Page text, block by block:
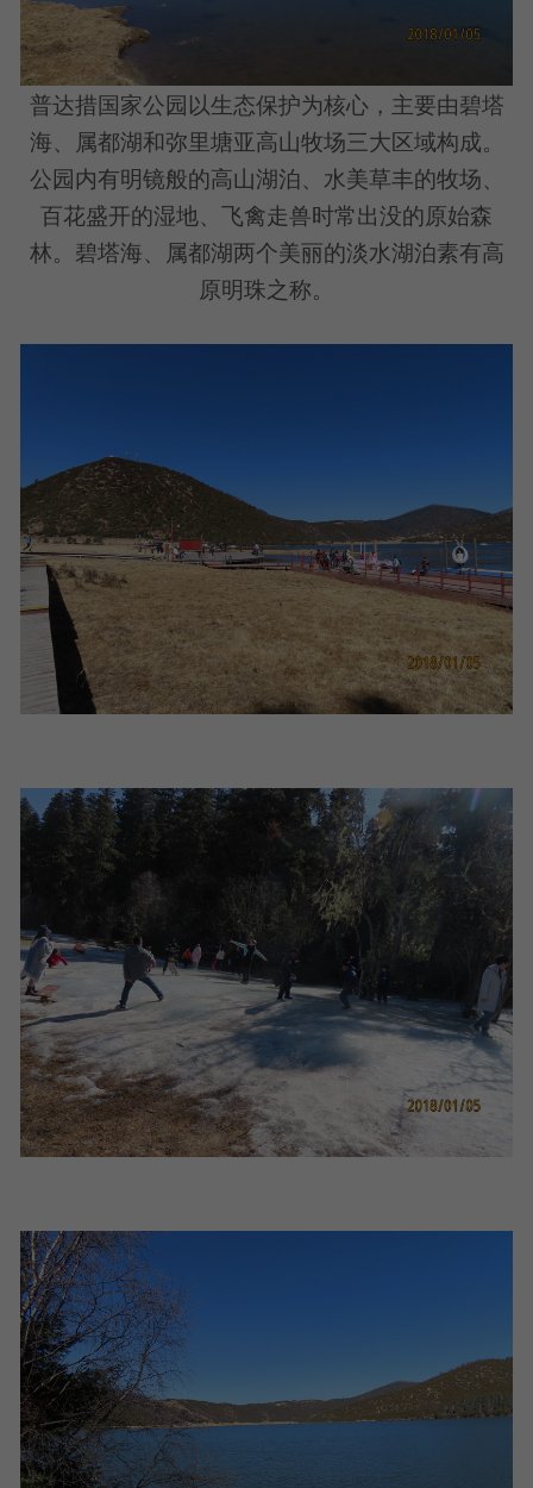
普达措国家公园以生态保护为核心，主要由碧塔
海、属都湖和弥里塘亚高山牧场三大区域构成。
公园内有明镜般的高山湖泊、水美草丰的牧场、
百花盛开的湿地、飞禽走兽时常出没的原始森
林。碧塔海、属都湖两个美丽的淡水湖泊素有高
原明珠之称。